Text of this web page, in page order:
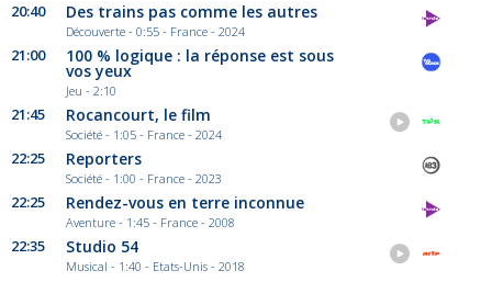
20:40 Des trains pas comme les autres
Découverte - 0:55 - France - 2024
21:00 100 % logique : la réponse est sous
vos yeux
Jeu - 2:10
21:45 Rocancourt, le film
Société - 1:05 - France - 2024
22:25 Reporters
Société - 1:00 - France - 2023
22:25 Rendez-vous en terre inconnue
Aventure - 1:45 - France - 2008
22:35 Studio 54
Musical - 1:40 - Etats-Unis - 2018